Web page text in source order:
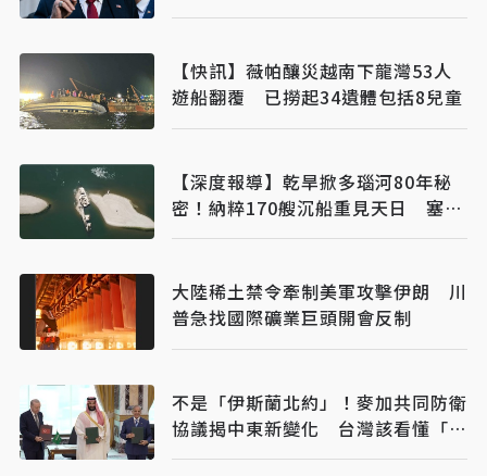
【快訊】薇帕釀災越南下龍灣53人
遊船翻覆 已撈起34遺體包括8兒童
【深度報導】乾旱掀多瑙河80年秘
密！納粹170艘沉船重見天日 塞爾
維亞砸數億清障救航運命脈
大陸稀土禁令牽制美軍攻擊伊朗 川
普急找國際礦業巨頭開會反制
不是「伊斯蘭北約」！麥加共同防衛
協議揭中東新變化 台灣該看懂「多
層次安全」